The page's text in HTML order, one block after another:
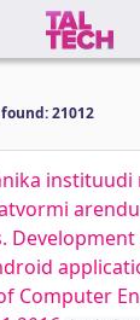
21012
instituudi
Computer